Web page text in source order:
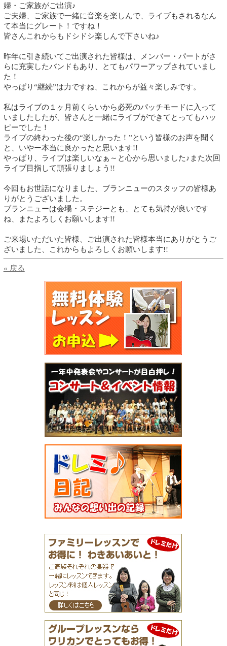
婦・ご家族がご出演♪
ご夫婦、ご家族で一緒に音楽を楽しんで、ライブもされるなん
て本当にグレート！ですね！
皆さんこれからもドシドシ楽しんで下さいね♪
昨年に引き続いてご出演された皆様は、メンバー・パートがさ
らに充実したバンドもあり、とてもパワーアップされていまし
た！
やっぱり“継続”は力ですね、これからが益々楽しみです。
私はライブの１ヶ月前くらいから必死のパッチモードに入って
いましたしたが、皆さんと一緒にライブができてとってもハッ
ピーでした！
ライブの終わった後の“楽しかった！”という皆様のお声を聞く
と、いやー本当に良かったと思います!!
やっぱり、ライブは楽しいなぁ～と心から思いました♪また次回
ライブ目指して頑張りましょう!!
今回もお世話になりました、ブランニューのスタッフの皆様あ
りがとうございました。
ブランニューは会場・ステジーとも、とても気持が良いです
ね、またよろしくお願いします!!
ご来場いただいた皆様、ご出演された皆様本当にありがとうご
ざいました、これからもよろしくお願いします!!
« 戻る